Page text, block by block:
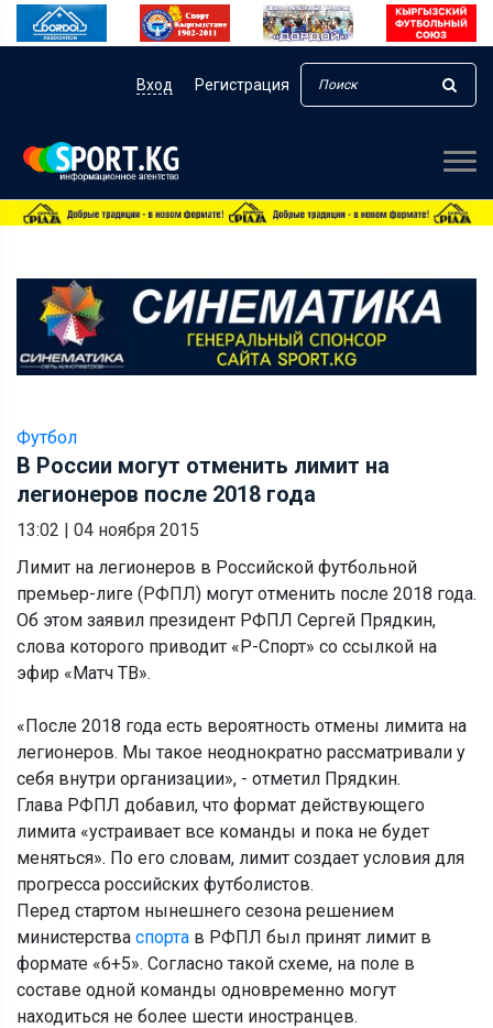
Вход Регистрация
Футбол
В России могут отменить лимит на
легионеров после 2018 года
13:02 | 04 ноября 2015
Лимит на легионеров в Российской футбольной
премьер-лиге (РФПЛ) могут отменить после 2018 года.
Об этом заявил президент РФПЛ Сергей Прядкин,
слова которого приводит «Р-Спорт» со ссылкой на
эфир «Матч ТВ».
«После 2018 года есть вероятность отмены лимита на
легионеров. Мы такое неоднократно рассматривали у
себя внутри организации», - отметил Прядкин.
Глава РФПЛ добавил, что формат действующего
лимита «устраивает все команды и пока не будет
меняться». По его словам, лимит создает условия для
прогресса российских футболистов.
Перед стартом нынешнего сезона решением
министерства спорта в РФПЛ был принят лимит в
формате «6+5». Согласно такой схеме, на поле в
составе одной команды одновременно могут
находиться не более шести иностранцев.